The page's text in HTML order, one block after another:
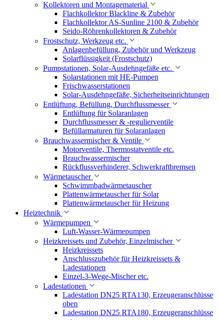
Kollektoren und Montagematerial
Flachkollektor Blackline & Zubehör
Flachkollektor AS-Sunline 2100 & Zubehör
Seido-Röhrenkollektoren & Zubehör
Frostschutz, Werkzeug etc.
Anlagenbefüllung, Zubehör und Werkzeug
Solarflüssigkeit (Frostschutz)
Pumpstationen, Solar-Ausdehngefäße etc.
Solarstationen mit HE-Pumpen
Frischwasserstationen
Solar-Ausdehngefäße, Sicherheitseinrichtungen
Entlüftung, Befüllung, Durchflussmesser
Entlüftung für Solaranlagen
Durchflussmesser & -regulierventile
Befüllarmaturen für Solaranlagen
Brauchwassermischer & Ventile
Motorventile, Thermostatventile etc.
Brauchwassermischer
Rückflussverhinderer, Schwerkraftbremsen
Wärmetauscher
Schwimmbadwärmetauscher
Plattenwärmetauscher für Solar
Plattenwärmetauscher für Heizung
Heiztechnik
Wärmepumpen
Luft-Wasser-Wärmepumpen
Heizkreissets und Zubehör, Einzelmischer
Heizkreissets
Anschlusszubehör für Heizkreissets &
Ladestationen
Einzel-3-Wege-Mischer etc.
Ladestationen
Ladestation DN25 RTA130, Erzeugeranschlüsse
oben
Ladestation DN25 RTA180, Erzeugeranschlüsse